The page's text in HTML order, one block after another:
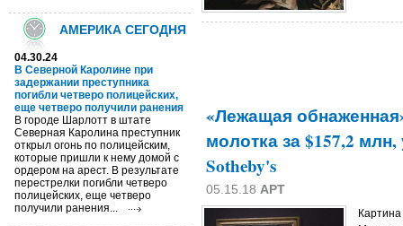
АМЕРИКА СЕГОДНЯ
04.30.24
В Северной Каролине при
задержании преступника
погибли четверо полицейских,
еще четверо получили ранения
В городе Шарлотт в штате
Северная Каролина преступник
открыл огонь по полицейским,
которые пришли к нему домой с
ордером на арест. В результате
перестрелки погибли четверо
полицейских, еще четверо
получили ранения...
«Лежащая
молотка за $157,2
Sotheby's
05.15.18 АРТ